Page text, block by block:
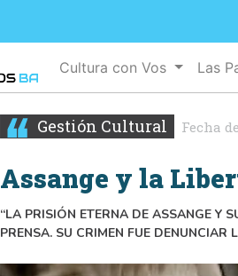
Cultura con Vos Las
Gestión Cultural Fecha
Assange y la
“LA PRISIÓN ETERNA DE ASSANGE Y
PRENSA. SU CRIMEN FUE DENUNCIAR